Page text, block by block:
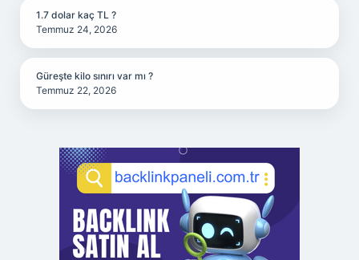
1.7 dolar kaç TL ?
Temmuz 24, 2026
Güreşte kilo sınırı var mı ?
Temmuz 22, 2026